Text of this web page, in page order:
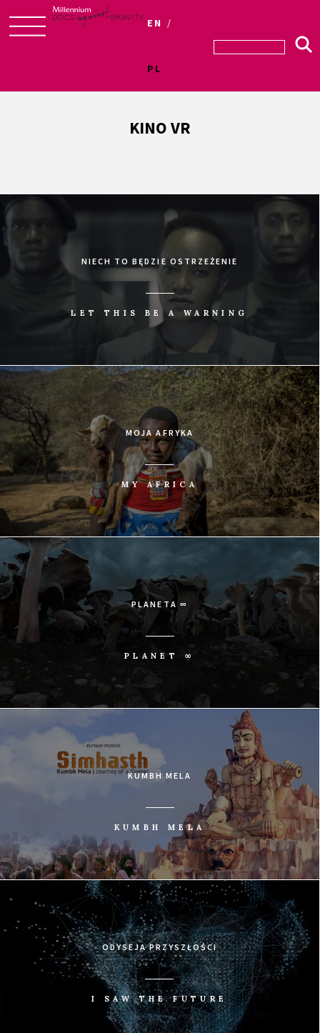
EN
PL
KINO VR
NIECH TO BĘDZIE OSTRZEŻENIE
LET THIS BE A WARNING
MOJA AFRYKA
MY AFRICA
PLANETA ∞
PLANET ∞
KUMBH MELA
KUMBH MELA
ODYSEJA PRZYSZŁOŚCI
I SAW THE FUTURE